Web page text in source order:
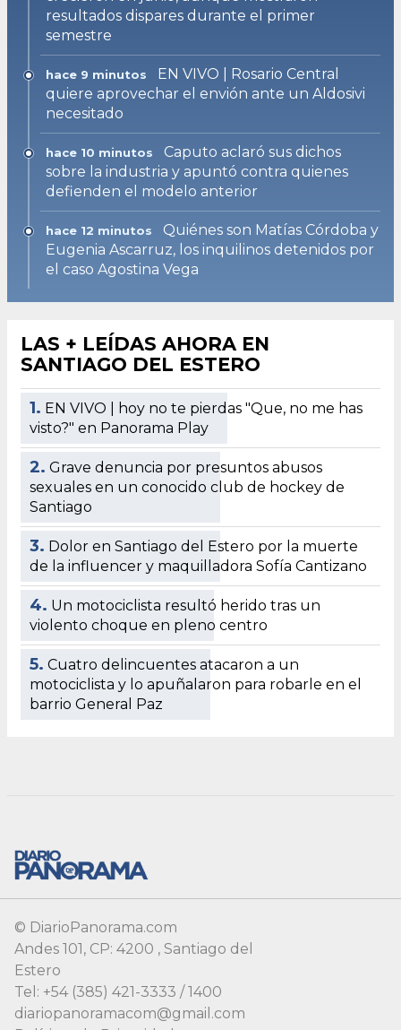
© DiarioPanorama.com
Andes 101, CP: 4200 , Santiago del
Estero
Tel: +54 (385) 421-3333 / 1400
diariopanoramacom@gmail.com